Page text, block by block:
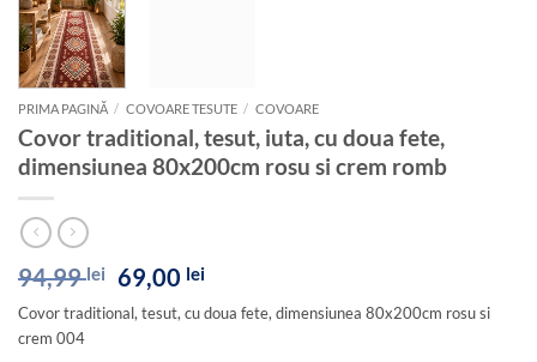
PRIMA PAGINĂ / COVOARE TESUTE / COVOARE
Covor traditional, tesut, iuta, cu doua fete,
dimensiunea 80x200cm rosu si crem romb
94,99lei
Prețul
inițial
a
69,00 leiPrețul
curent
este:
Covor traditional, tesut, cu doua fete, dimensiunea 80x200cm rosu si
crem 004